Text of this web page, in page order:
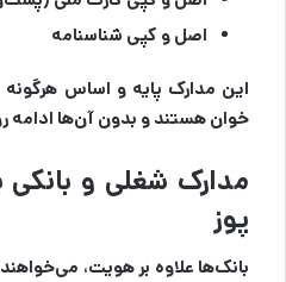
اصل و کپی شناسنامه
این مدارک پایه و اساس
خوان هستند و بدون آن‌ها ادامه
مدارک شغلی و بانکی
پوز
بانک‌ها علاوه بر هویت،